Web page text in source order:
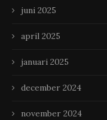
juni 2025
april 2025
januari 2025
december 2024
november 2024